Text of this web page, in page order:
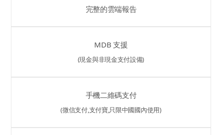
完整的雲端報告
MDB 支援
(現金與非現金支付設備)
手機二維碼支付
(微信支付,支付寶,只限中國國內使用)